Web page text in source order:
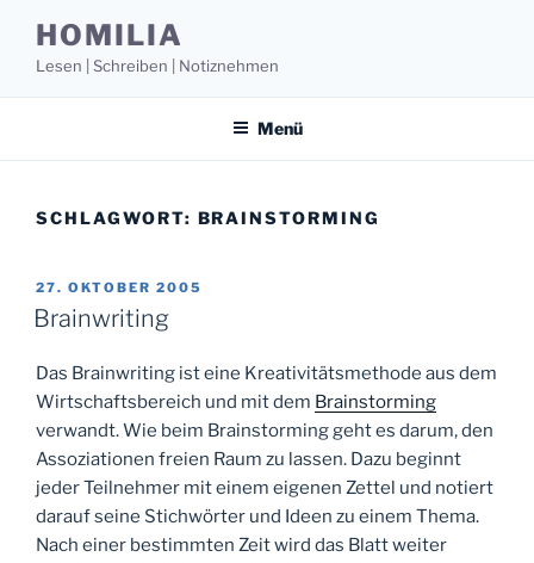
Inhalt
springen
HOMILIA
Lesen | Schreiben | Notiznehmen
Menü
SCHLAGWORT: BRAINSTORMING
VERÖFFENTLICHT
AM
27. OKTOBER 2005
Brainwriting
Das Brainwriting ist eine Kreativitätsmethode aus dem
Wirtschaftsbereich und mit dem Brainstorming
verwandt. Wie beim Brainstorming geht es darum, den
Assoziationen freien Raum zu lassen. Dazu beginnt
jeder Teilnehmer mit einem eigenen Zettel und notiert
darauf seine Stichwörter und Ideen zu einem Thema.
Nach einer bestimmten Zeit wird das Blatt weiter